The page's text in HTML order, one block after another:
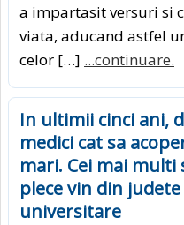
a impartasit versuri si
viata, aducand astfel
celor […] ...continuare.
In ultimii cinci ani,
medici cat sa
mari. Cei mai
plece vin din
universitare